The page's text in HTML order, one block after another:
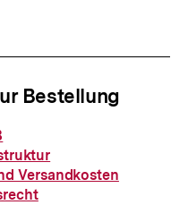
Bestellung
Versandkosten